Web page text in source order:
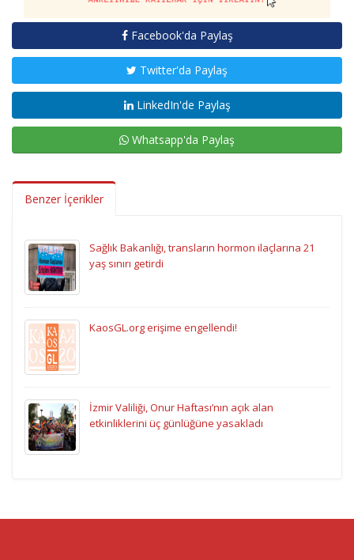
Facebook'da Paylaş
Twitter'da Paylaş
LinkedIn'de Paylaş
Whatsapp'da Paylaş
Benzer İçerikler
Sağlık Bakanlığı, transların hormon ilaçlarına 21
yaş sınırı getirdi
KaosGL.org erişime engellendi!
İzmir Valiliği, Onur Haftası’nın açık alan
etkinliklerini üç günlüğüne yasakladı